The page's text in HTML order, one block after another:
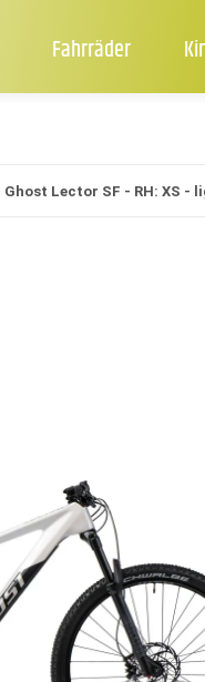
Fahrräder
Ghost Lector SF - RH: XS